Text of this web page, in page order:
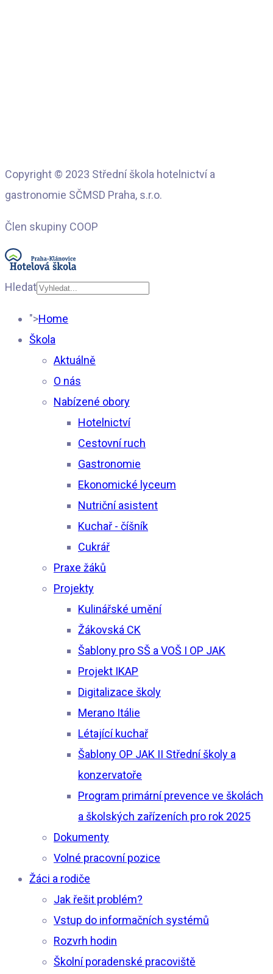
Copyright © 2023 Střední škola hotelnictví a
gastronomie SČMSD Praha, s.r.o.
Člen skupiny COOP
Hledat
characters for results.
">Home
Škola
Aktuálně
O nás
Nabízené obory
Hotelnictví
Cestovní ruch
Gastronomie
Ekonomické lyceum
Nutriční asistent
Kuchař - číšník
Cukrář
Praxe žáků
Projekty
Kulinářské umění
Žákovská CK
Šablony pro SŠ a VOŠ I OP JAK
Projekt IKAP
Digitalizace školy
Merano Itálie
Létající kuchař
Šablony OP JAK II Střední školy a
konzervatoře
Program primární prevence ve školách
a školských zařízeních pro rok 2025
Dokumenty
Volné pracovní pozice
Žáci a rodiče
Jak řešit problém?
Vstup do informačních systémů
Rozvrh hodin
Školní poradenské pracoviště